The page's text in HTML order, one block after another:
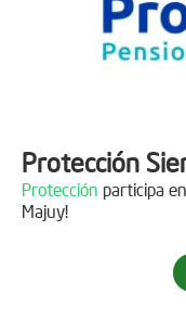
Protección
Protección participa
Majuy!